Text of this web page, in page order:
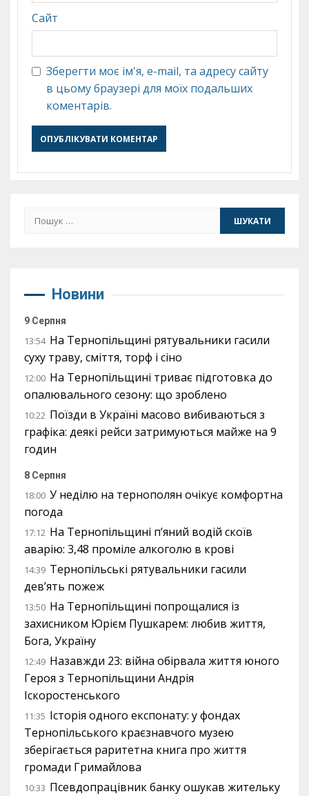
Сайт
Зберегти моє ім'я, e-mail, та адресу сайту
в цьому браузері для моїх подальших
коментарів.
Пошук:
Новини
9 Серпня
13:54 На Тернопільщині рятувальники гасили
суху траву, сміття, торф і сіно
12:00 На Тернопільщині триває підготовка до
опалювального сезону: що зроблено
10:22 Поїзди в Україні масово вибиваються з
графіка: деякі рейси затримуються майже на 9
годин
8 Серпня
18:00 У неділю на тернополян очікує комфортна
погода
17:12 На Тернопільщині п’яний водій скоїв
аварію: 3,48 проміле алкоголю в крові
14:39 Тернопільські рятувальники гасили
дев’ять пожеж
13:50 На Тернопільщині попрощалися із
захисником Юрієм Пушкарем: любив життя,
Бога, Україну
12:49 Назавжди 23: війна обірвала життя юного
Героя з Тернопільщини Андрія
Іскоростенського
11:35 Історія одного експонату: у фондах
Тернопільського краєзнавчого музею
зберігається раритетна книга про життя
громади Гримайлова
10:33 Псевдопрацівник банку ошукав жительку